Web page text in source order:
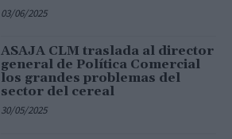
03/06/2025
ASAJA CLM traslada al director
general de Política Comercial
los grandes problemas del
sector del cereal
30/05/2025